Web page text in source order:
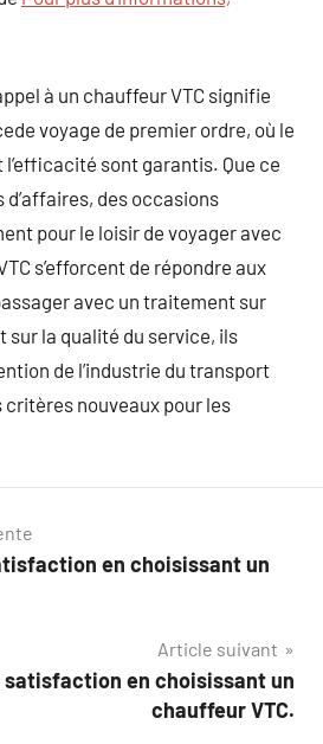
à un chauffeur VTC signifie
voyage de premier ordre, où le
sont garantis. Que ce
d’affaires, des occasions
pour le loisir de voyager avec
s’efforcent de répondre aux
avec un traitement sur
sur la qualité du service, ils
de l’industrie du transport
nouveaux pour les
en choisissant un
Article suivant
satisfaction en choisissant un
chauffeur VTC.